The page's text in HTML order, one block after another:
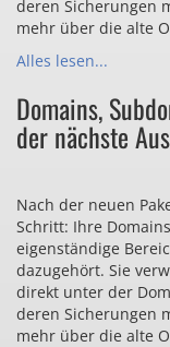
deren Sicherungen
mehr über die alte
Alles lesen...
Domains,
der nächste
Nach der neuen
Schritt: Ihre
eigenständige
dazugehört. Sie
direkt unter der
deren Sicherungen
mehr über die alte